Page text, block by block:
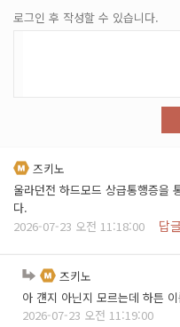
로그인 후 작성할 수 있습니다.
즈키노
울라던전 하드모드 상급통행증을
다.
2026-07-23 오전 11:18:00
답
즈키노
아 걘지 아닌지 모르는데 하튼
2026-07-23 오전 11:19:00